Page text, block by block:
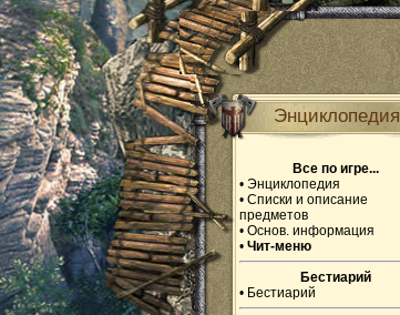
Энциклопедия
Все по игре...
• Энциклопедия
• Списки и описание
предметов
• Основ. информация
• Чит-меню
Бестиарий
• Бестиарий